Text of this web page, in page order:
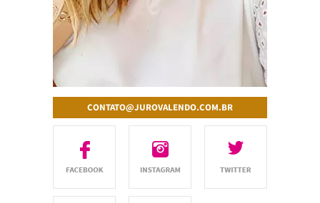
CONTATO@JUROVALENDO.COM.BR